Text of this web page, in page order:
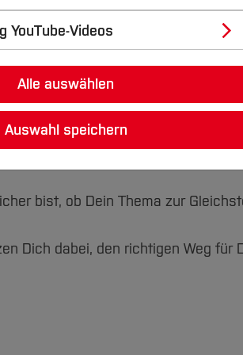
bist, ob Dein Thema zur
Dich dabei, den richtigen Weg für
YouTube-Videos
Alle auswählen
Auswahl speichern